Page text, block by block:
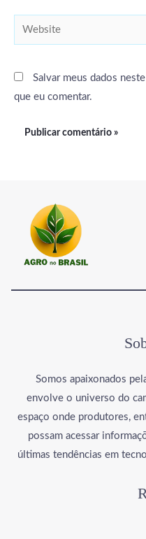
Website
Salvar meus dados
que eu comentar.
Somos apaixonados
envolve o universo do
espaço onde produtores,
possam acessar
últimas tendências em